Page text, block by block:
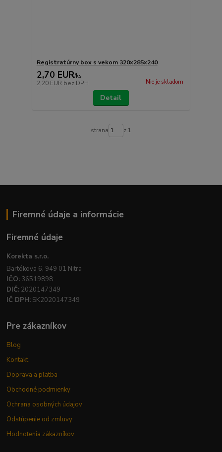
Registratúrny box s vekom 320x285x240
2,70 EUR/ks
2,20 EUR bez DPH Nie je skladom
Detail
strana z 1
Firemné údaje a informácie
Firemné údaje
Korekta s.r.o.
Bartókova 6, 949 01 Nitra
IČO: 36519898
DIČ: 2020147349
IČ DPH: SK2020147349
Pre zákazníkov
Blog
Kontakt
Doprava a platba
Obchodné podmienky
Ochrana osobných údajov
Odstúpenie od zmluvy
Hodnotenia zákazníkov